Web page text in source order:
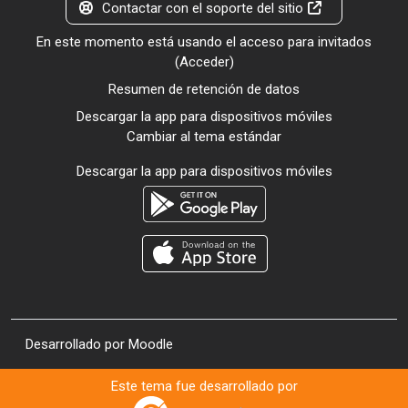
Contactar con el soporte del sitio
En este momento está usando el acceso para invitados
(Acceder)
Resumen de retención de datos
Descargar la app para dispositivos móviles
Cambiar al tema estándar
Descargar la app para dispositivos móviles
Desarrollado por Moodle
Este tema fue desarrollado por